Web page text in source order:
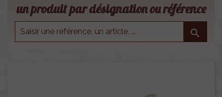
un produit par désignation ou référence
